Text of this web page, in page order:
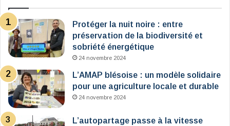
Protéger la nuit noire : entre
préservation de la biodiversité et
sobriété énergétique
24 novembre 2024
L’AMAP blésoise : un modèle solidaire
pour une agriculture locale et durable
24 novembre 2024
L’autopartage passe à la vitesse